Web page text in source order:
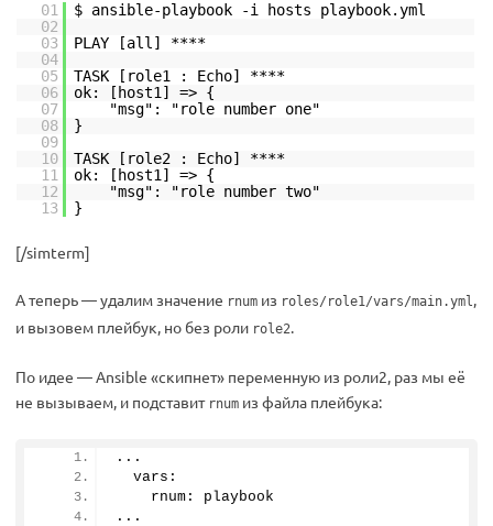
01
$ ansible-playbook -i hosts playbook.yml
02
03
PLAY [all] ****
04
05
TASK [role1 : Echo] ****
06
ok: [host1] => {
07
"msg": "role number one"
08
}
09
10
TASK [role2 : Echo] ****
11
ok: [host1] => {
12
"msg": "role number two"
13
}
[/simterm]
А теперь — удалим значение rnum из roles/role1/vars/main.yml,
и вызовем плейбук, но без роли role2.
По идее — Ansible «скипнет» переменную из роли2, раз мы её
не вызываем, и подставит rnum из файла плейбука:
...
  vars:
    rnum: playbook
...